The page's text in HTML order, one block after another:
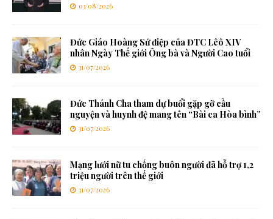
03/08/2026
Đức Giáo Hoàng Sứ điệp của ĐTC Lêô XIV
nhân Ngày Thế giới Ông bà và Người Cao tuổi
31/07/2026
Đức Thánh Cha tham dự buổi gặp gỡ cầu
nguyện và huynh đệ mang tên “Bài ca Hòa bình”
31/07/2026
Mạng lưới nữ tu chống buôn người đã hỗ trợ 1,2
triệu người trên thế giới
31/07/2026